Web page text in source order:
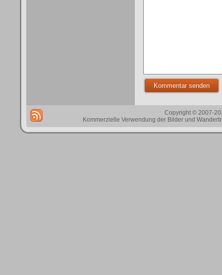
Copyright © 2007-
Kommerzielle Verwendung der Bilder und